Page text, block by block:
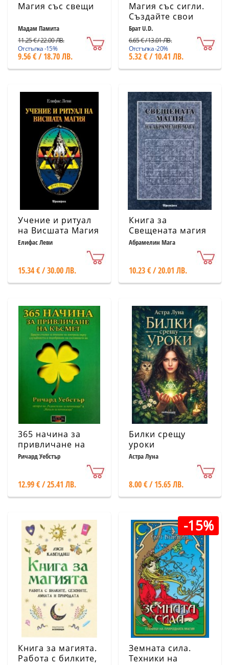
Магия със свещи
Мадам Памита
11.25 € / 22.00 ЛВ.
Отстъпка -15%
9.56 € / 18.70 ЛВ.
Магия със сигли.
Създайте свои
символи за
постигане на
успех
Брат U.D.
6.65 € / 13.01 ЛВ.
Отстъпка -20%
5.32 € / 10.41 ЛВ.
Учение и ритуал
на Висшата Магия
(ново издание)
Елифас Леви
15.34 € / 30.00 ЛВ.
Книга за
Свещената магия
на Абрамелин
Абрамелин Мага
10.23 € / 20.01 ЛВ.
365 начина за
привличане на
късмет
Ричард Уебстър
12.99 € / 25.41 ЛВ.
Билки срещу
уроки
Астра Луна
8.00 € / 15.65 ЛВ.
Книга за магията.
Работа с билките,
-15%
Земната сила.
Техники на